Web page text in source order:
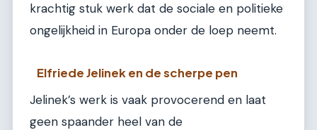
krachtig stuk werk dat de sociale en politieke
ongelijkheid in Europa onder de loep neemt.
Elfriede Jelinek en de scherpe pen
Jelinek’s werk is vaak provocerend en laat
geen spaander heel van de